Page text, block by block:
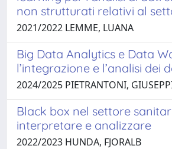
non strutturati relativi al
2021/2022 LEMME, LUANA
Big Data Analytics e Data
l’integrazione e l’analisi dei
2024/2025 PIETRANTONI,
Black box nel settore
interpretare e analizzare
2022/2023 HUNDA, FJORALB